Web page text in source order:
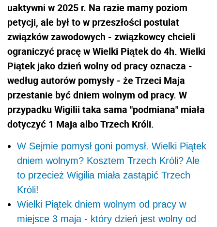
uaktywni w 2025 r. Na razie mamy poziom
petycji, ale był to w przeszłości postulat
związków zawodowych - związkowcy chcieli
ograniczyć pracę w Wielki Piątek do 4h. Wielki
Piątek jako dzień wolny od pracy oznacza -
według autorów pomysły - że Trzeci Maja
przestanie być dniem wolnym od pracy. W
przypadku Wigilii taka sama "podmiana" miała
dotyczyć 1 Maja albo Trzech Króli.
W Sejmie pomysł goni pomysł. Wielki Piątek
dniem wolnym? Kosztem Trzech Króli? Ale
to przecież Wigilia miała zastąpić Trzech
Króli!
Wielki Piątek dniem wolnym od pracy w
miejsce 3 maja - który dzień jest wolny od